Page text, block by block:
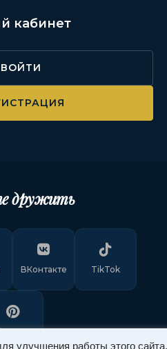
улучшения работы этого сайта.
кабинет
ВОЙТИ
дружить
ВКонтакте TikTok